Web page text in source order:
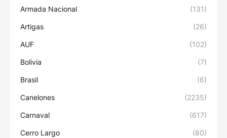
Armada Nacional (131)
Artigas (26)
AUF (102)
Bolivia (7)
Brasil (6)
Canelones (2235)
Carnaval (617)
Cerro Largo (80)